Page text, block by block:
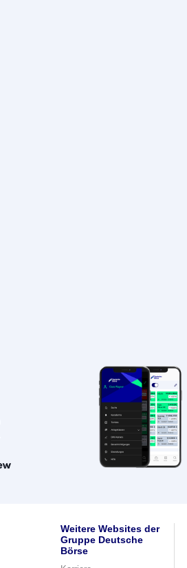
Weitere Websites der
Gruppe Deutsche
Börse